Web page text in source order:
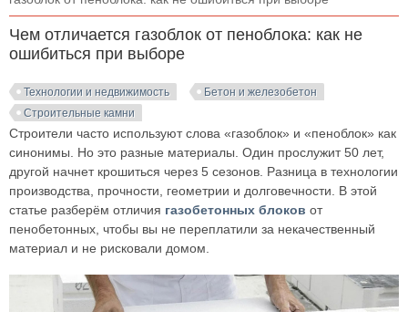
Чем отличается газоблок от пеноблока: как не
ошибиться при выборе
Технологии и недвижимость
Бетон и железобетон
Строительные камни
Строители часто используют слова «газоблок» и «пеноблок» как
синонимы. Но это разные материалы. Один прослужит 50 лет,
другой начнет крошиться через 5 сезонов. Разница в технологии
производства, прочности, геометрии и долговечности. В этой
статье разберём отличия газобетонных блоков от
пенобетонных, чтобы вы не переплатили за некачественный
материал и не рисковали домом.